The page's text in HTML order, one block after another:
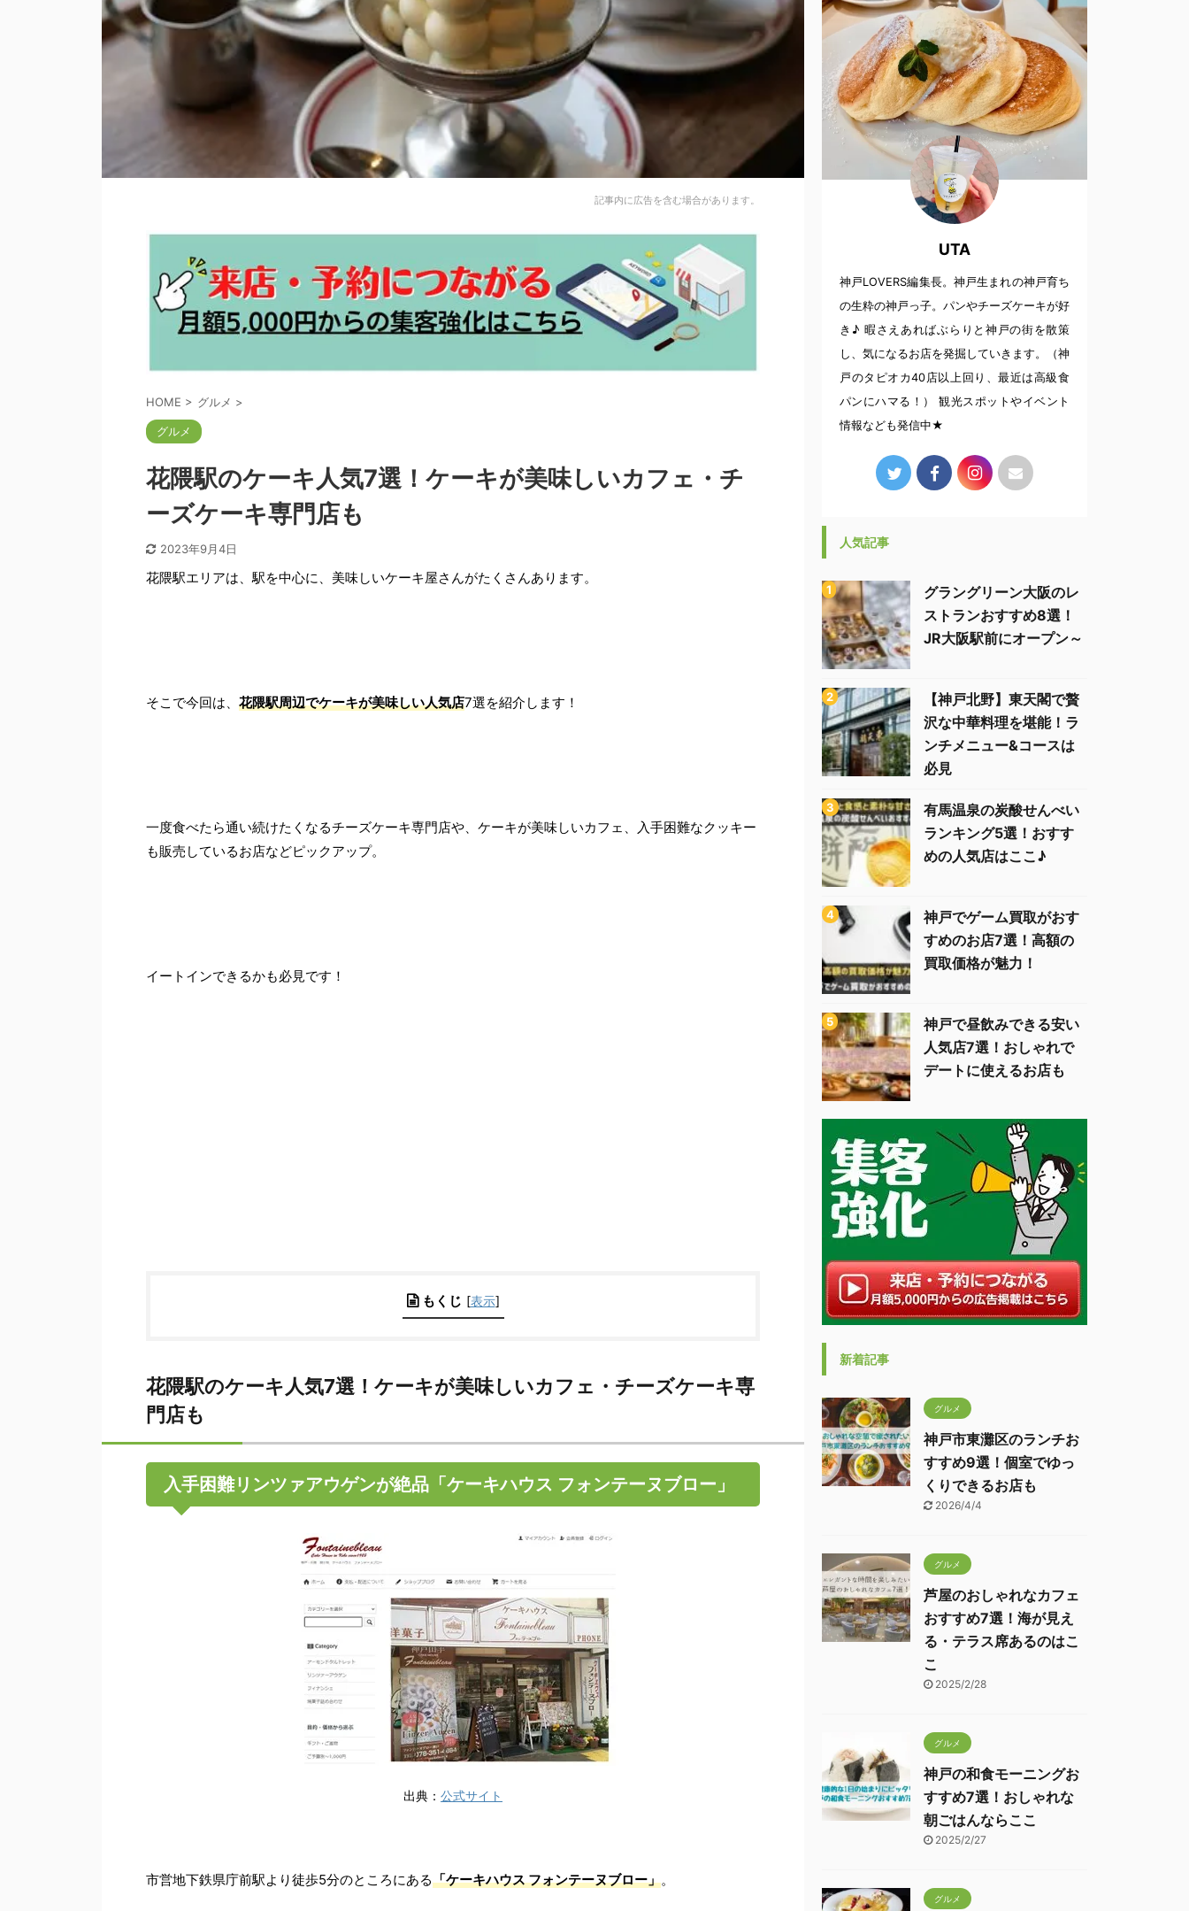
記事内に広告を含む場合があります。
HOME > グルメ >
グルメ
花隈駅のケーキ人気7選！ケーキが美味しいカフェ・チ
ーズケーキ専門店も
2023年9月4日
花隈駅エリアは、駅を中心に、美味しいケーキ屋さんがたくさんあります。
そこで今回は、 花隈駅周辺でケーキが美味しい人気店7選を紹介します！
一度食べたら通い続けたくなるチーズケーキ専門店や、ケーキが美味しいカフェ、入手困難なクッキー
も販売しているお店などピックアップ。
イートインできるかも必見です！
もくじ [表示]
花隈駅のケーキ人気7選！ケーキが美味しいカフェ・チーズケーキ専
門店も
入手困難リンツァアウゲンが絶品「ケーキハウス フォンテーヌブロー」
出典： 公式サイト
市営地下鉄県庁前駅より徒歩5分のところにある「ケーキハウス フォンテーヌブロー」。
UTA
神戸LOVERS編集長。神戸生まれの神戸育ち
の生粋の神戸っ子。パンやチーズケーキが好
き♪ 暇さえあればぶらりと神戸の街を散策
し、気になるお店を発掘していきます。（神
戸のタピオカ40店以上回り、最近は高級食
パンにハマる！） 観光スポットやイベント
情報なども発信中★
人気記事
グラングリーン大阪のレ
ストランおすすめ8選！
JR大阪駅前にオープン～
【神戸北野】東天閣で贅
沢な中華料理を堪能！ラ
ンチメニュー&コースは
必見
有馬温泉の炭酸せんべい
ランキング5選！おすす
めの人気店はここ♪
神戸でゲーム買取がおす
すめのお店7選！高額の
買取価格が魅力！
神戸で昼飲みできる安い
人気店7選！おしゃれで
デートに使えるお店も
新着記事
グルメ
神戸市東灘区のランチお
すすめ9選！個室でゆっ
くりできるお店も
2026/4/4
グルメ
芦屋のおしゃれなカフェ
おすすめ7選！海が見え
る・テラス席あるのはこ
こ
2025/2/28
グルメ
神戸の和食モーニングお
すすめ7選！おしゃれな
朝ごはんならここ
2025/2/27
グルメ